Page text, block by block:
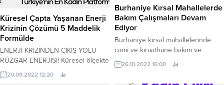
Küresel Çapta Yaşanan Enerji
Krizinin Çözümü 5 Maddelik
Formülde
ENERJİ KRİZİNDEN ÇIKIŞ YOLU
RÜZGAR ENERJİSİ! Küresel ölçekte
yaşanan savaşlar ve tüm dünyayı
etkisi altına alan salgınlar global bir
20.09.2022 12:20
Burhaniye Kırsal Mahallelerde
Bakım Çalışmaları Devam
Ediyor
Burhaniye kırsal mahallelerinde
cami ve kıraathane bakım ve
onarımları başladı.
26.10.2022 16:00